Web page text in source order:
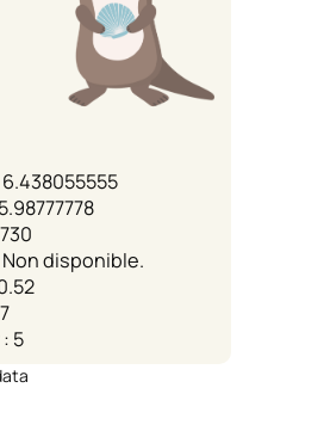
disponible.
5